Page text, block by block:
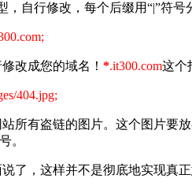
，自行修改，每个后缀用“|”符号
改成您的域名！ *.it300.com这个
404.jpg;
所有盗链的图片。这个图片要
。
了，这样并不是彻底地实现真正